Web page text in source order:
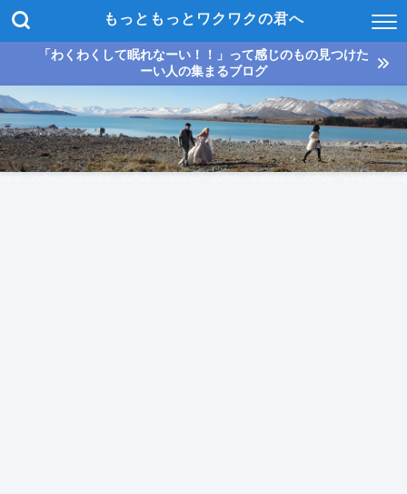
もっともっとワクワクの君へ
「わくわくして眠れなーい！！」って感じのもの見つけた
ーい人の集まるブログ